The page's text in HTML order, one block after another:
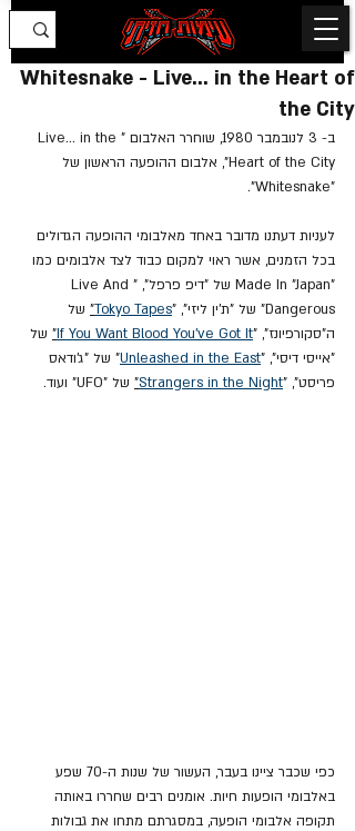
Whitesnake - Live... in the Heart of
the City
ב- 3 לנובמבר 1980, שוחרר האלבום "Live... in the
Heart of the City", אלבום ההופעה הראשון של
"Whitesnake".
לעניות דעתנו מדובר באחד מאלבומי ההופעה הגדולים
בכל הזמנים, אשר ראוי למקום כבוד לצד אלבומים כמו
"Made In "Japan של "דיפ פרפל", "Live And
Dangerous" של "ת'ין ליזי", "
Tokyo Tapes
" של
ה"סקורפיונז", "If You Want Blood You've Got It
" של
"אייסי דיסי", "Unleashed in the East" של "ג'ודאס
פריסט", "Strangers in the Night
" של "UFO" ועוד.
כפי שכבר ציינו בעבר,
העשור של שנות ה-70 שפע
באלבומי הופעות חיות. אומנים רבים שחררו באותה
תקופה אלבומי הופעה, במסגרתם מתחו את גבולות